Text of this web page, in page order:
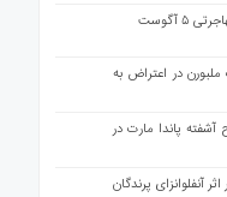
آگوست
در اعتراض به
آشفته پاندا مارت در
آنفلوانزای پرندگان